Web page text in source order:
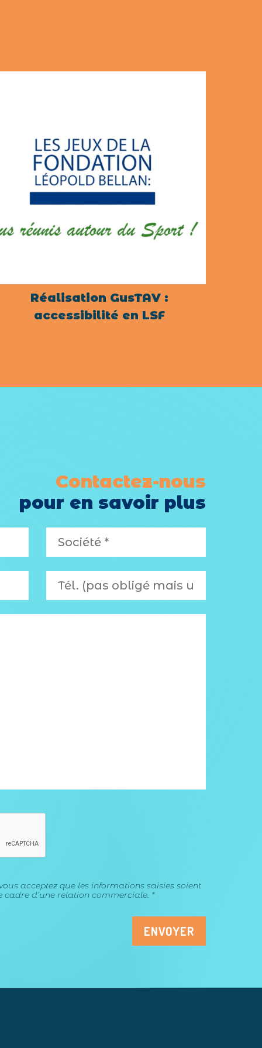
Réalisation GusTAV :
accessibilité en LSF
Contactez-nous
pour en savoir plus
acceptez que les informations saisies soient
cadre d’une relation commerciale. *